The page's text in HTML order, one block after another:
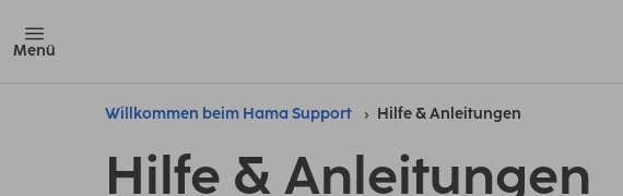
Menü
Willkommen beim Hama Support Hilfe & Anleitungen
Hilfe & Anleitungen